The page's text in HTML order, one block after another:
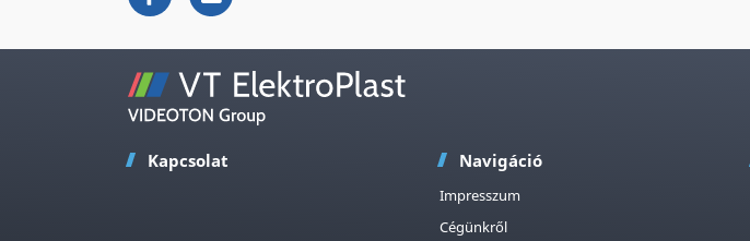
Kapcsolat Navigáció
Impresszum
Cégünkről